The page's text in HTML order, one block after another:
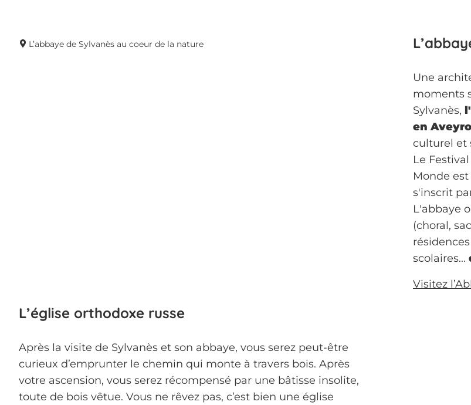
L’abbaye de Sylvanès au coeur de la nature
Une
moments
Sylvanès,
en
culturel et
Le
Monde
s'inscrit
L'abbaye
(choral,
scolaires...
Visitez
L’église orthodoxe russe
Après la visite de Sylvanès et son abbaye, vous serez peut-être
curieux d’emprunter le chemin qui monte à travers bois. Après
votre ascension, vous serez récompensé par une bâtisse insolite,
toute de bois vêtue. Vous ne rêvez pas, c’est bien une église